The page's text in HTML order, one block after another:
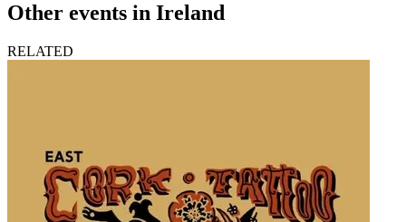
Other events in Ireland
RELATED